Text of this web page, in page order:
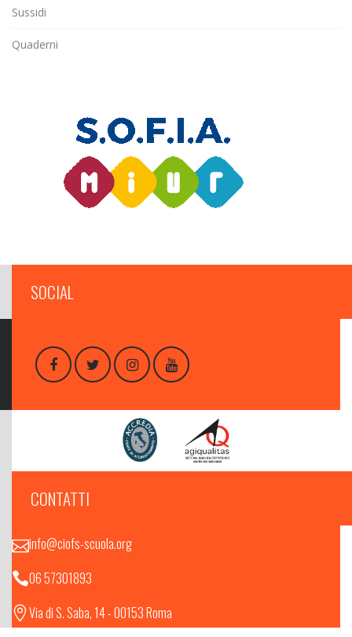
Sussidi
Quaderni
SOCIAL
CONTATTI
info@ciofs-scuola.org
06 57301893
Via di S. Saba, 14 - 00153 Roma